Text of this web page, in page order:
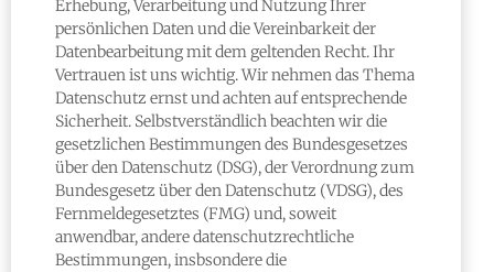
Erhebung, Verarbeitung und Nutzung Ihrer
persönlichen Daten und die Vereinbarkeit der
Datenbearbeitung mit dem geltenden Recht. Ihr
Vertrauen ist uns wichtig. Wir nehmen das Thema
Datenschutz ernst und achten auf entsprechende
Sicherheit. Selbstverständlich beachten wir die
gesetzlichen Bestimmungen des Bundesgesetzes
über den Datenschutz (DSG), der Verordnung zum
Bundesgesetz über den Datenschutz (VDSG), des
Fernmeldegesetztes (FMG) und, soweit
anwendbar, andere datenschutzrechtliche
Bestimmungen, insbsondere die